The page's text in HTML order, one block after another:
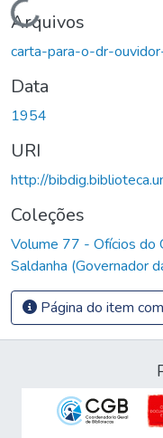
Carregando...
Arquivos
carta-para-o-dr-
Data
1954
URI
http://
Coleções
Volume 77 - Ofícios do
Saldanha (Governador
Página do item